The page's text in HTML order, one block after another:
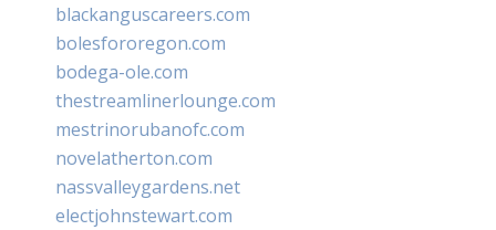
blackanguscareers.com
bolesfororegon.com
bodega-ole.com
thestreamlinerlounge.com
mestrinorubanofc.com
novelatherton.com
nassvalleygardens.net
electjohnstewart.com